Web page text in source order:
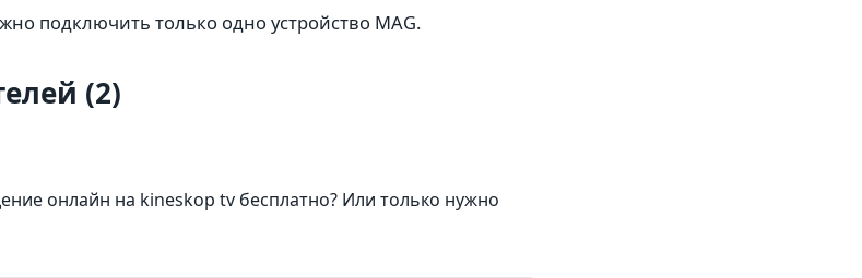
подключить только одно устройство MAG.
(2)
онлайн на kineskop tv бесплатно? Или только нужно